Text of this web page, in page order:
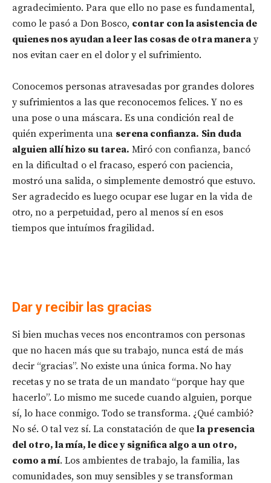
agradecimiento. Para que ello no pase es fundamental,
como le pasó a Don Bosco, contar con la asistencia de
quienes nos ayudan a leer las cosas de otra manera y
nos evitan caer en el dolor y el sufrimiento.
Conocemos personas atravesadas por grandes dolores
y sufrimientos a las que reconocemos felices. Y no es
una pose o una máscara. Es una condición real de
quién experimenta una serena confianza. Sin duda
alguien allí hizo su tarea. Miró con confianza, bancó
en la dificultad o el fracaso, esperó con paciencia,
mostró una salida, o simplemente demostró que estuvo.
Ser agradecido es luego ocupar ese lugar en la vida de
otro, no a perpetuidad, pero al menos sí en esos
tiempos que intuímos fragilidad.
Dar y recibir las gracias
Si bien muchas veces nos encontramos con personas
que no hacen más que su trabajo, nunca está de más
decir “gracias”. No existe una única forma. No hay
recetas y no se trata de un mandato “porque hay que
hacerlo”. Lo mismo me sucede cuando alguien, porque
sí, lo hace conmigo. Todo se transforma. ¿Qué cambió?
No sé. O tal vez sí. La constatación de que la presencia
del otro, la mía, le dice y significa algo a un otro,
como a mí. Los ambientes de trabajo, la familia, las
comunidades, son muy sensibles y se transforman